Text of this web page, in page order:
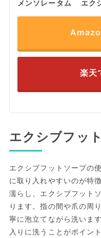
メンソレータム エク
楽天
エクシブフッ
エクシブフットソープの
に取り入れやすいのが特
濡らし、エクシブフット
ります。指の間や爪の周
寧に泡立てながら洗いま
入りに洗うことがポイ